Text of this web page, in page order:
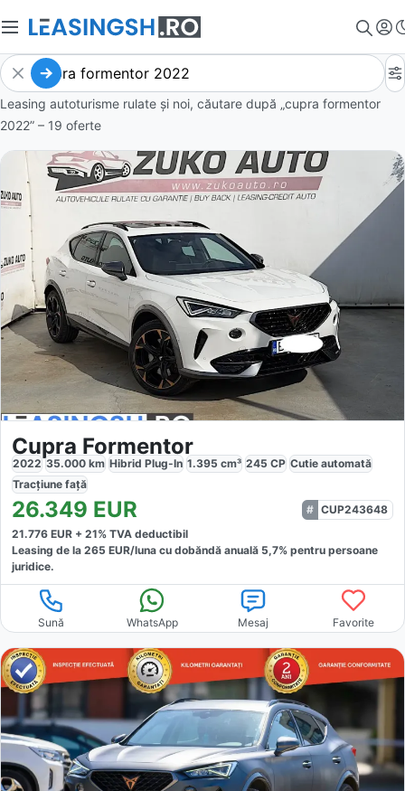
Leasing autoturisme rulate și noi, căutare după „cupra formentor
2022” – 19 oferte
Cupra Formentor
2022 35.000 km Hibrid Plug-In 1.395 cm³ 245 CP Cutie automată
Tracțiune față
26.349 EUR
CUP243648
21.776 EUR + 21% TVA deductibil
Leasing de la 265 EUR/luna cu dobăndă anuală 5,7% pentru persoane
juridice.
Sună WhatsApp Mesaj Favorite